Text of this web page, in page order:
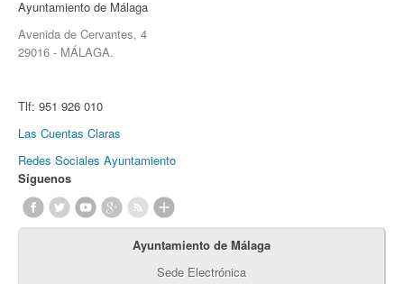
Ayuntamiento de Málaga
Avenida de Cervantes, 4
29016 - MÁLAGA.
Tlf: 951 926 010
Las Cuentas Claras
Redes Sociales Ayuntamiento
Síguenos
Ayuntamiento de Málaga
Sede Electrónica